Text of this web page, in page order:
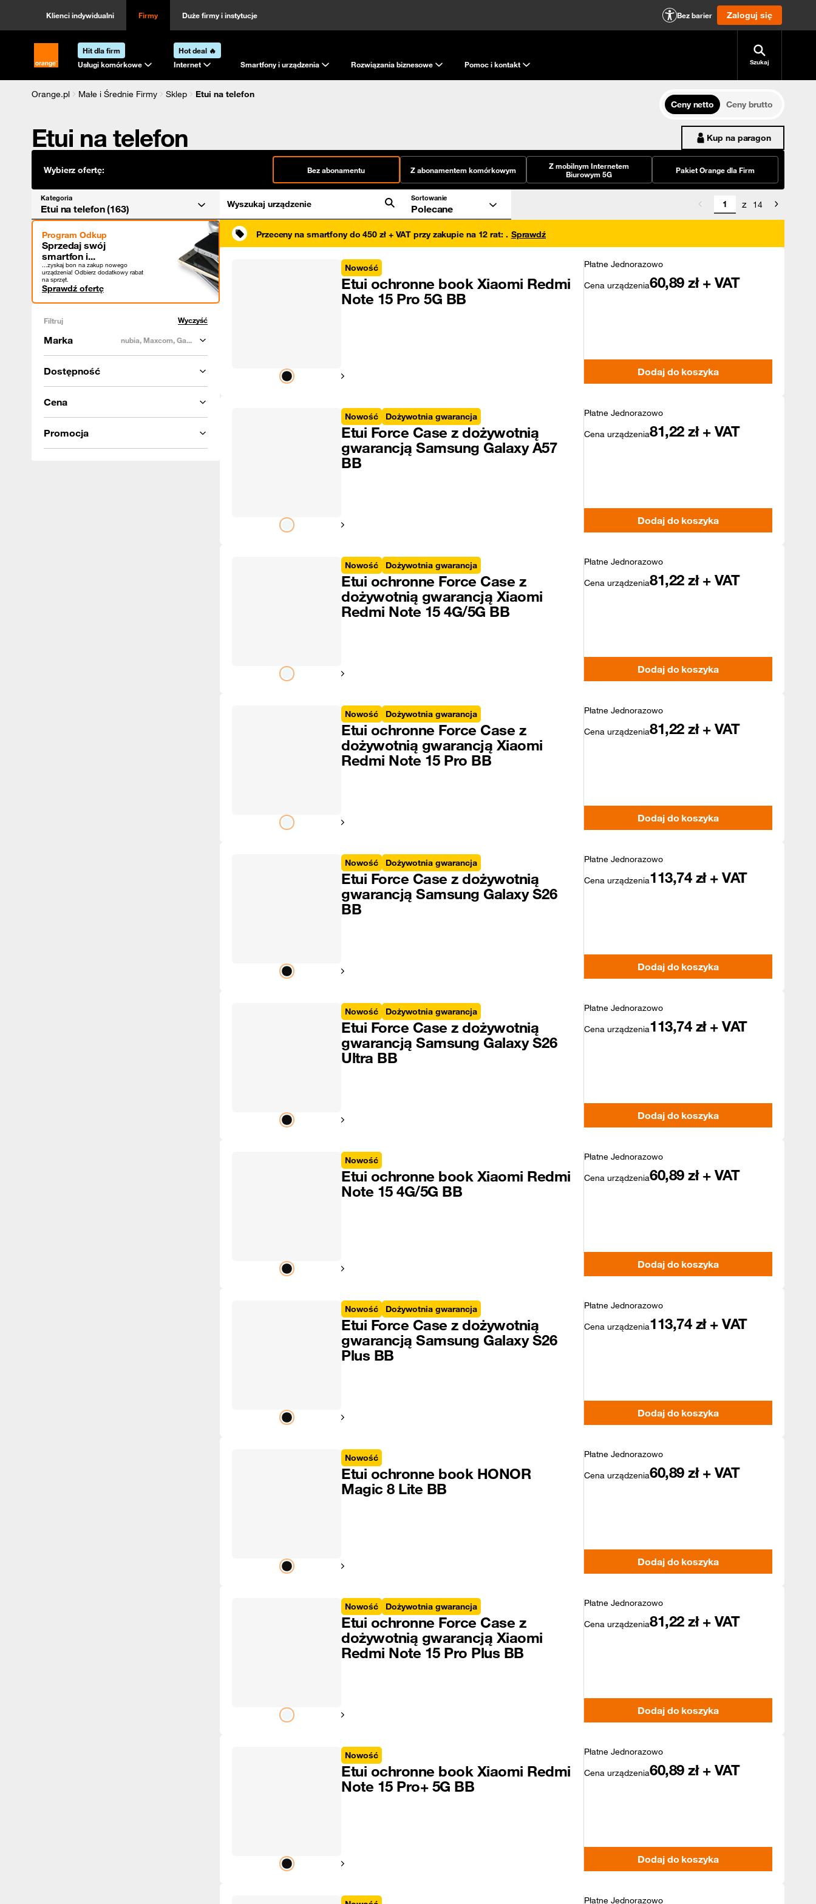
Klienci indywidualni Firmy Duże firmy i instytucje Bez barier Zaloguj się
Strona główna Orange.pl
Hit dla firm
Usługi komórkowe
Hot deal 🔥
Internet
Smartfony i urządzenia Rozwiązania biznesowe Pomoc i kontakt Szukaj
Orange.pl Małe i Średnie Firmy Sklep
Etui na telefon
Ceny netto
Ceny brutto
Etui na telefon Kup na paragon
Wybierz ofertę: Bez abonamentu Z abonamentem komórkowym
Z mobilnym Internetem
Biurowym 5G
Pakiet Orange dla Firm
Kategoria
Etui na telefon (163) Wyszukaj urządzenie
Sortowanie
Polecane z 14
Program Odkup
Sprzedaj swój
smartfon i...
...zyskaj bon na zakup nowego
urządzenia! Odbierz dodatkowy rabat
na sprzęt.
Sprawdź ofertę
Filtruj Wyczyść
Marka nubia, Maxcom, Ga...
Dostępność
Cena
Promocja
Przeceny na smartfony do 450 zł + VAT przy zakupie na 12 rat: . Sprawdź
Pokaż następny
Nowość
Etui ochronne book Xiaomi Redmi
Note 15 Pro 5G BB
Płatne Jednorazowo
Cena urządzenia60,89 zł + VAT
Dodaj do koszyka
Pokaż następny
Nowość Dożywotnia gwarancja
Etui Force Case z dożywotnią
gwarancją Samsung Galaxy A57
BB
Płatne Jednorazowo
Cena urządzenia81,22 zł + VAT
Dodaj do koszyka
Pokaż następny
Nowość Dożywotnia gwarancja
Etui ochronne Force Case z
dożywotnią gwarancją Xiaomi
Redmi Note 15 4G/5G BB
Płatne Jednorazowo
Cena urządzenia81,22 zł + VAT
Dodaj do koszyka
Pokaż następny
Nowość Dożywotnia gwarancja
Etui ochronne Force Case z
dożywotnią gwarancją Xiaomi
Redmi Note 15 Pro BB
Płatne Jednorazowo
Cena urządzenia81,22 zł + VAT
Dodaj do koszyka
Pokaż następny
Nowość Dożywotnia gwarancja
Etui Force Case z dożywotnią
gwarancją Samsung Galaxy S26
BB
Płatne Jednorazowo
Cena urządzenia113,74 zł + VAT
Dodaj do koszyka
Pokaż następny
Nowość Dożywotnia gwarancja
Etui Force Case z dożywotnią
gwarancją Samsung Galaxy S26
Ultra BB
Płatne Jednorazowo
Cena urządzenia113,74 zł + VAT
Dodaj do koszyka
Pokaż następny
Nowość
Etui ochronne book Xiaomi Redmi
Note 15 4G/5G BB
Płatne Jednorazowo
Cena urządzenia60,89 zł + VAT
Dodaj do koszyka
Pokaż następny
Nowość Dożywotnia gwarancja
Etui Force Case z dożywotnią
gwarancją Samsung Galaxy S26
Plus BB
Płatne Jednorazowo
Cena urządzenia113,74 zł + VAT
Dodaj do koszyka
Pokaż następny
Nowość
Etui ochronne book HONOR
Magic 8 Lite BB
Płatne Jednorazowo
Cena urządzenia60,89 zł + VAT
Dodaj do koszyka
Pokaż następny
Nowość Dożywotnia gwarancja
Etui ochronne Force Case z
dożywotnią gwarancją Xiaomi
Redmi Note 15 Pro Plus BB
Płatne Jednorazowo
Cena urządzenia81,22 zł + VAT
Dodaj do koszyka
Pokaż następny
Nowość
Etui ochronne book Xiaomi Redmi
Note 15 Pro+ 5G BB
Płatne Jednorazowo
Cena urządzenia60,89 zł + VAT
Dodaj do koszyka
Płatne Jednorazowo